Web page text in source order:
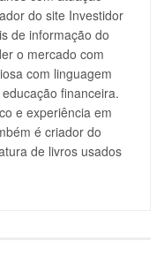
do site Investidor
de informação do
o mercado com
com linguagem
financeira.
e experiência em
é criador do
de livros usados